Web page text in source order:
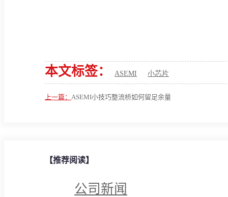
本文标签： ASEMI 小芯片
上一篇： ASEMI小技巧整流桥如何留足余量
【推荐阅读】
公司新闻